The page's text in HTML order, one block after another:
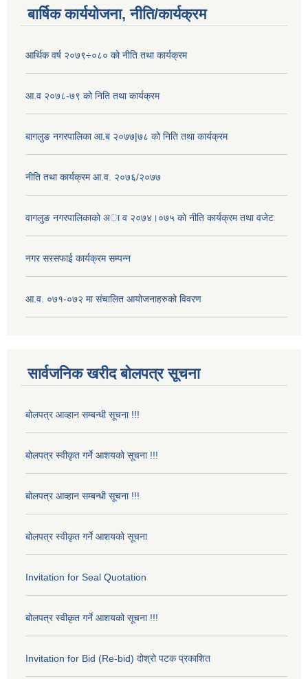
बार्षिक कार्ययोजना, नीति/कार्यक्रम
आर्थिक वर्ष २०७९÷०८० को नीति तथा कार्यक्रम
आ.व २०७८-७९ को निति तथा कार्यक्रम
बागलुङ नगरपालिका आ.ब २०७७|७८ को निति तथा कार्यक्रम
नीति तथा कार्यक्रम आ.व. २०७६/२०७७
वागलुङ नगरपालिकाकाे अा‍ व २०७४।०७५ काे नीति कार्यक्रम तथा वजेट
नगर सरसफाई कार्यक्रम सम्पन्न
आ.व. ०७१-०७२ मा संचालित आयोजनाहरुको विवरण
सार्वजनिक खरीद बोलपत्र सूचना
बोलपत्र आव्हान सम्बन्धी सूचना !!!
बोलपत्र स्वीकृत गर्ने आशयको सूचना !!!
बोलपत्र आव्हान सम्बन्धी सूचना !!!
बोलपत्र स्वीकृत गर्ने आशयको सूचना
Invitation for Seal Quotation
बोलपत्र स्वीकृत गर्ने आशयको सूचना !!!
Invitation for Bid (Re-bid) दोश्रो पटक प्रकाशित